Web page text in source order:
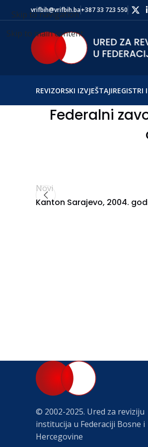
Skip to navigation
Skip to main content
vrifbih@vrifbih.ba+387 33 723 550
REVIZORSKI IZVJEŠTAJIREGISTRI
Federalni
Novi
Kanton Sarajevo, 2004.
© 2002-2025. Ured za reviziju
institucija u Federaciji Bosne i
Hercegovine